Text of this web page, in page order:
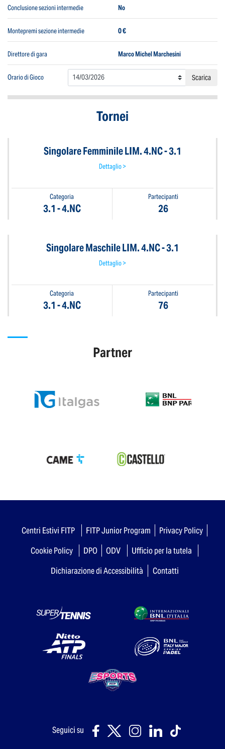
Conclusione sezioni intermedie No
Montepremi sezione intermedie 0 €
Direttore di gara Marco Michel Marchesini
Orario di Gioco Scarica
Tornei
Singolare Femminile LIM. 4.NC - 3.1
Dettaglio >
Categoria
3.1 - 4.NC
Partecipanti
26
Singolare Maschile LIM. 4.NC - 3.1
Dettaglio >
Categoria
3.1 - 4.NC
Partecipanti
76
Partner
Centri Estivi FITP FITP Junior Program
Privacy Policy
Cookie Policy
DPO ODV
Ufficio per la tutela
Dichiarazione di Accessibilità
Contatti
Seguici su